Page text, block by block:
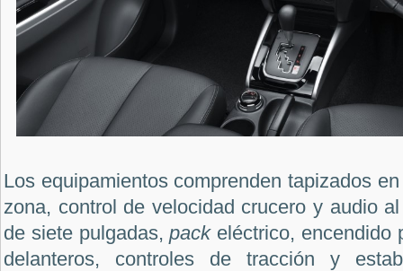
Los equipamientos comprenden tapizados
zona, control de velocidad crucero y audio
de siete pulgadas,pack eléctrico, encendido
delanteros, controles de tracción y